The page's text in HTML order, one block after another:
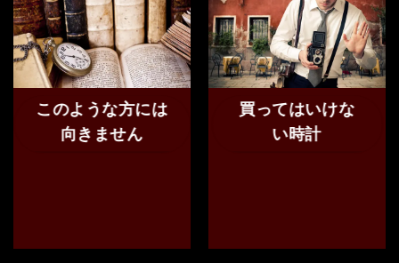
このような方には
向きません
買ってはいけな
い時計